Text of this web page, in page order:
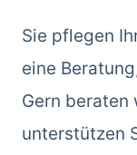
Sie pflegen
eine
Gern beraten
unterstützen